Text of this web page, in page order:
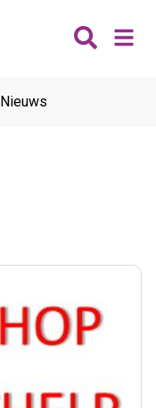
Hillegom
Teylingen
Jongeren
Fit & vitaal
Nieuws